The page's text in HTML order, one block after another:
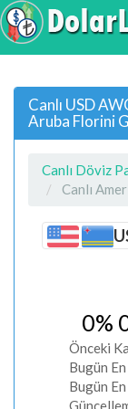
Canlı USD
Aruba Florini
Canlı Döviz
Canlı
0%
Önceki
Bugün
Bugün